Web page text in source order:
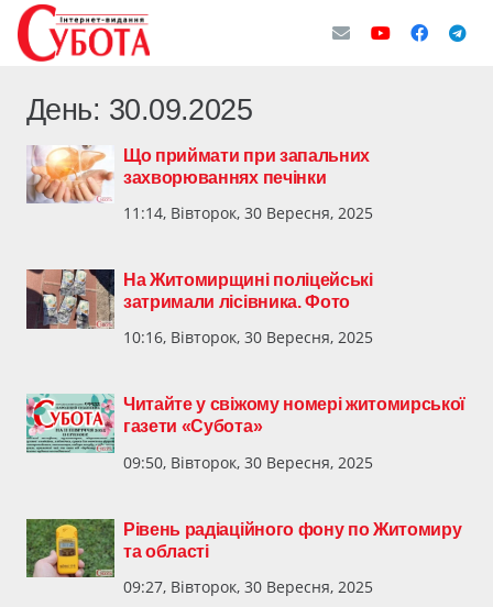
День: 30.09.2025
Що приймати при запальних
захворюваннях печінки
11:14, Вівторок, 30 Вересня, 2025
На Житомирщині поліцейські
затримали лісівника. Фото
10:16, Вівторок, 30 Вересня, 2025
Читайте у свіжому номері житомирської
газети «Субота»
09:50, Вівторок, 30 Вересня, 2025
Рівень радіаційного фону по Житомиру
та області
09:27, Вівторок, 30 Вересня, 2025